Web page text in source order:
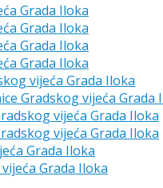
Grada Iloka
Grada Iloka
Grada Iloka
Grada Iloka
vijeća Grada Iloka
Gradskog vijeća Grada
vijeća Grada Iloka
vijeća Grada Iloka
Grada Iloka
Grada Iloka